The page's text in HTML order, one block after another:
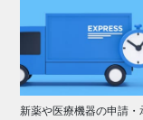
新薬や医療機器の申請・